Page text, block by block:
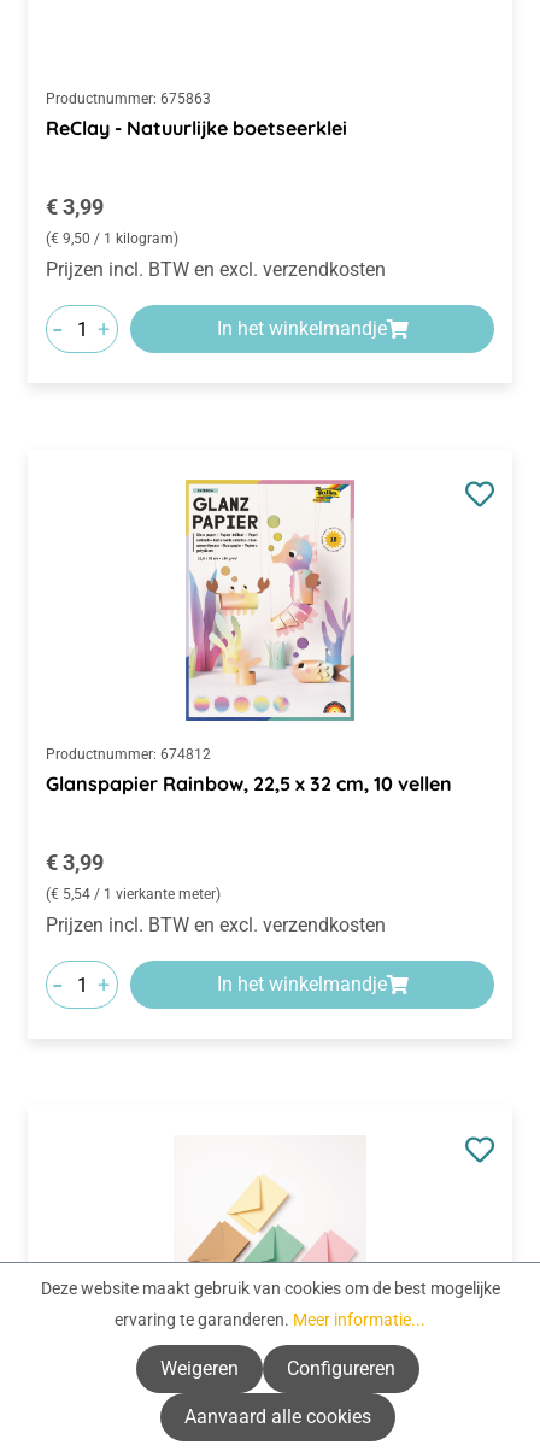
Productnummer: 675863
ReClay - Natuurlijke boetseerklei
Normale prijs:
€ 3,99
(€ 9,50 / 1 kilogram)
Prijzen incl. BTW en excl. verzendkosten
- + In het winkelmandje
Productnummer: 674812
Glanspapier Rainbow, 22,5 x 32 cm, 10 vellen
Normale prijs:
€ 3,99
(€ 5,54 / 1 vierkante meter)
Prijzen incl. BTW en excl. verzendkosten
- + In het winkelmandje
675472
Klappkarten/ Umschläge Pastell 6er-Set
Deze website maakt gebruik van cookies om de best mogelijke
ervaring te garanderen. Meer informatie...
Weigeren Configureren
Aanvaard alle cookies